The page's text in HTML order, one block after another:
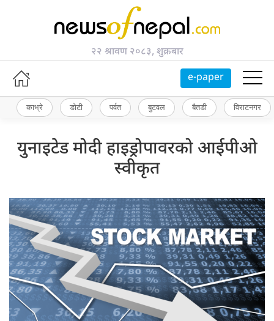
२२ श्रावण २०८३, शुक्रबार
e-paper
काभ्रे डोटी पर्वत बुटवल बैतडी विराटनगर
युनाइटेड मोदी हाइड्रोपावरको आईपीओ
स्वीकृत